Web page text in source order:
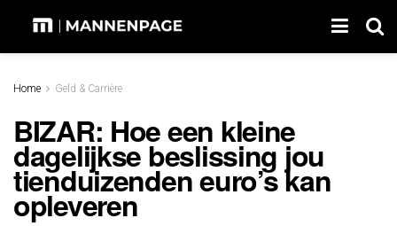
Home Geld & Carrière
BIZAR: Hoe een kleine
dagelijkse beslissing jou
tienduizenden euro’s kan
opleveren